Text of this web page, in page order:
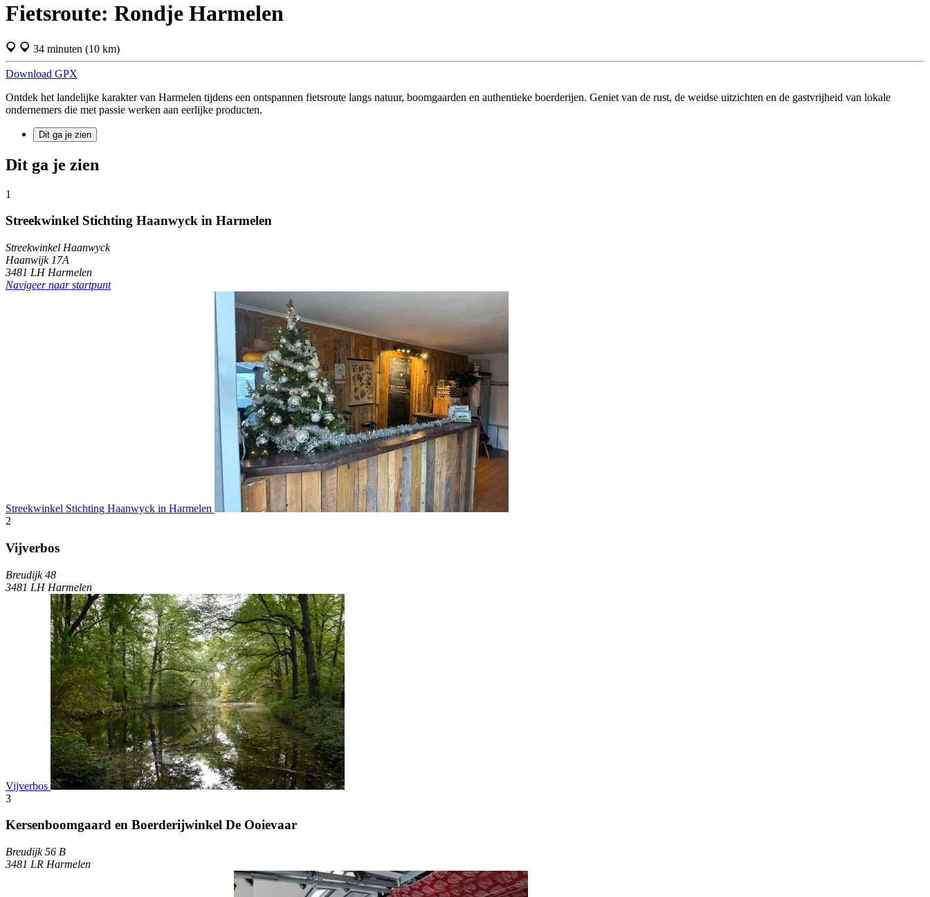
−
Fietsroute: Rondje Harmelen
34 minuten (10 km)
Download GPX
Ontdek het landelijke karakter van Harmelen tijdens een ontspannen fietsroute langs natuur, boomgaarden en authentieke boerderijen. Geniet van de rust, de weidse uitzichten en de gastvrijheid van lokale
ondernemers die met passie werken aan eerlijke producten.
Dit ga je zien
Dit ga je zien
1
Streekwinkel Stichting Haanwyck in Harmelen
Streekwinkel Haanwyck
Haanwijk 17A
3481 LH Harmelen
Navigeer naar startpunt
Streekwinkel Stichting Haanwyck in Harmelen
2
Vijverbos
Breudijk 48
3481 LH Harmelen
Vijverbos
3
Kersenboomgaard en Boerderijwinkel De Ooievaar
Breudijk 56 B
3481 LR Harmelen